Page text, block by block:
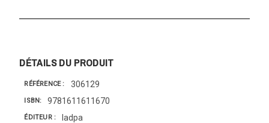
DÉTAILS DU PRODUIT
RÉFÉRENCE 306129
ISBN 9781611611670
ÉDITEUR Iadpa